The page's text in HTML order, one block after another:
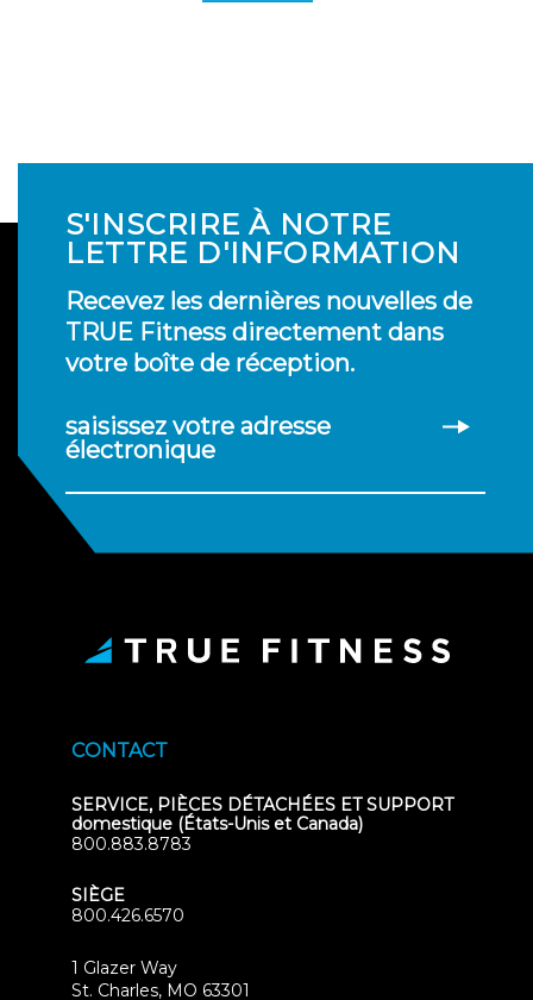
S'INSCRIRE À NOTRE
LETTRE D'INFORMATION
Recevez les dernières nouvelles de
TRUE Fitness directement dans
votre boîte de réception.
saisissez votre adresse
électronique
CONTACT
SERVICE, PIÈCES DÉTACHÉES ET SUPPORT
domestique (États-Unis et Canada)
800.883.8783
SIÈGE
800.426.6570
1 Glazer Way
St. Charles, MO 63301